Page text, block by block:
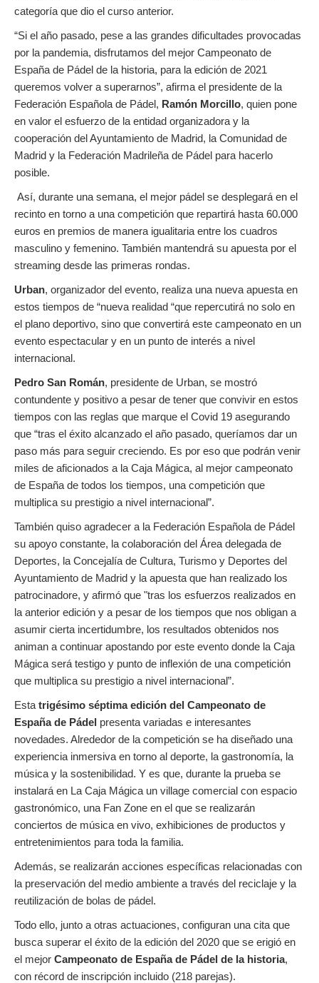
categoría que dio el curso anterior.
“Si el año pasado, pese a las grandes dificultades provocadas
por la pandemia, disfrutamos del mejor Campeonato de
España de Pádel de la historia, para la edición de 2021
queremos volver a superarnos”, afirma el presidente de la
Federación Española de Pádel, Ramón Morcillo, quien pone
en valor el esfuerzo de la entidad organizadora y la
cooperación del Ayuntamiento de Madrid, la Comunidad de
Madrid y la Federación Madrileña de Pádel para hacerlo
posible.
Así, durante una semana, el mejor pádel se desplegará en el
recinto en torno a una competición que repartirá hasta 60.000
euros en premios de manera igualitaria entre los cuadros
masculino y femenino. También mantendrá su apuesta por el
streaming desde las primeras rondas.
Urban, organizador del evento, realiza una nueva apuesta en
estos tiempos de “nueva realidad “que repercutirá no solo en
el plano deportivo, sino que convertirá este campeonato en un
evento espectacular y en un punto de interés a nivel
internacional.
Pedro San Román, presidente de Urban, se mostró
contundente y positivo a pesar de tener que convivir en estos
tiempos con las reglas que marque el Covid 19 asegurando
que “tras el éxito alcanzado el año pasado, queríamos dar un
paso más para seguir creciendo. Es por eso que podrán venir
miles de aficionados a la Caja Mágica, al mejor campeonato
de España de todos los tiempos, una competición que
multiplica su prestigio a nivel internacional”.
También quiso agradecer a la Federación Española de Pádel
su apoyo constante, la colaboración del Área delegada de
Deportes, la Concejalía de Cultura, Turismo y Deportes del
Ayuntamiento de Madrid y la apuesta que han realizado los
patrocinadore, y afirmó que "tras los esfuerzos realizados en
la anterior edición y a pesar de los tiempos que nos obligan a
asumir cierta incertidumbre, los resultados obtenidos nos
animan a continuar apostando por este evento donde la Caja
Mágica será testigo y punto de inflexión de una competición
que multiplica su prestigio a nivel internacional”.
Esta trigésimo séptima edición del Campeonato de
España de Pádel presenta variadas e interesantes
novedades. Alrededor de la competición se ha diseñado una
experiencia inmersiva en torno al deporte, la gastronomía, la
música y la sostenibilidad. Y es que, durante la prueba se
instalará en La Caja Mágica un village comercial con espacio
gastronómico, una Fan Zone en el que se realizarán
conciertos de música en vivo, exhibiciones de productos y
entretenimientos para toda la familia.
Además, se realizarán acciones específicas relacionadas con
la preservación del medio ambiente a través del reciclaje y la
reutilización de bolas de pádel.
Todo ello, junto a otras actuaciones, configuran una cita que
busca superar el éxito de la edición del 2020 que se erigió en
el mejor Campeonato de España de Pádel de la historia,
con récord de inscripción incluido (218 parejas).